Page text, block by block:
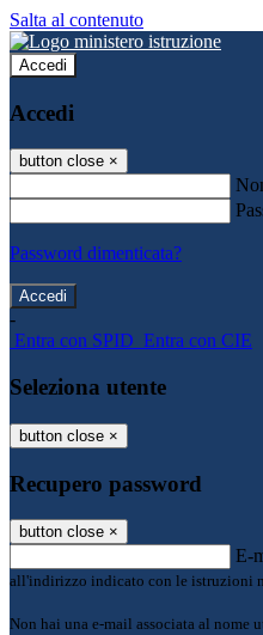
Salta al contenuto
Accedi
Accedi
button close ×
Password dimenticata?
-
Entra con SPID Entra con CIE
Seleziona utente
button close ×
Recupero password
button close ×
E-
all'indirizzo indicato con le istruzioni
Non hai una e-mail associata al nome